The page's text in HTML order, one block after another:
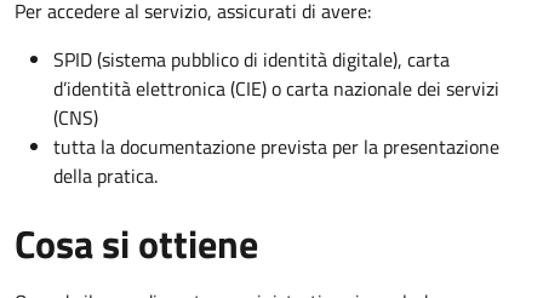
Per accedere al servizio, assicurati di avere:
SPID (sistema pubblico di identità digitale), carta
d’identità elettronica (CIE) o carta nazionale dei servizi
(CNS)
tutta la documentazione prevista per la presentazione
della pratica.
Cosa si ottiene